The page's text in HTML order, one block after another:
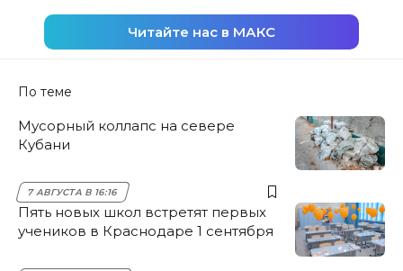
Читайте нас в МАКС
По теме
Мусорный коллапс на севере
Кубани
7 АВГУСТА В 16:16
Пять новых школ встретят первых
учеников в Краснодаре 1 сентября